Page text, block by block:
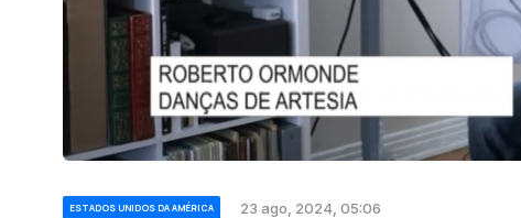
ESTADOS UNIDOS DA AMÉRICA 23 ago, 2024, 05:06